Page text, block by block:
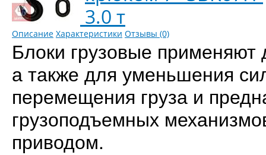
Описание Характеристики Отзывы (0)
Блоки грузовые
а также для уменьшения
перемещения груза и
грузоподъемных
приводом.